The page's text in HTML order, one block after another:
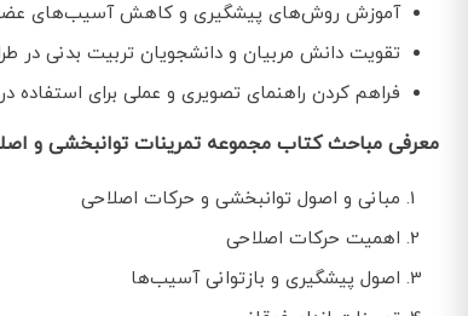
آموزش روش‌های پیشگیری و کاهش آسیب‌های
تقویت دانش مربیان و دانشجویان تربیت بدنی در
فراهم کردن راهنمای تصویری و عملی برای
معرفی مباحث کتاب مجموعه تمرینات توانبخشی و
مبانی و اصول توانبخشی و حرکات اصلاحی
اهمیت حرکات اصلاحی
اصول پیشگیری و بازتوانی آسیب‌ها